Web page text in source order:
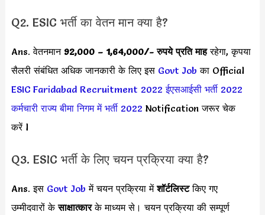
Q2. ESIC भर्ती का वेतन मान क्या है?
Ans. वेतनमान 92,000 – 1,64,000/- रुपये प्रति माहरहेगा, कृपया
सैलरी संबंधित अधिक जानकारी के लिए इस Govt Job का Official
ESIC Faridabad Recruitment 2022 ईएसआईसी भर्ती 2022
कर्मचारी राज्य बीमा निगम में भर्ती 2022 Notification जरूर चेक
करें l
Q3. ESIC भर्ती के लिए चयन प्रक्रिया क्या है?
Ans. इस Govt Job में चयन प्रक्रिया मेंशॉर्टलिस्टकिए गए
उम्मीदवारों केसाक्षात्कारके माध्यम से। चयन प्रक्रिया की सम्पूर्ण